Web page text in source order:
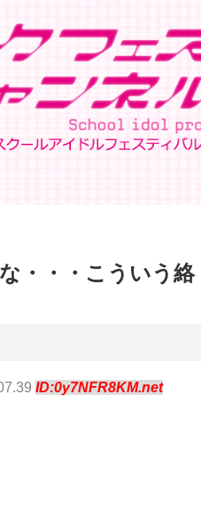
・・・こういう絡
ID:0y7NFR8KM.net